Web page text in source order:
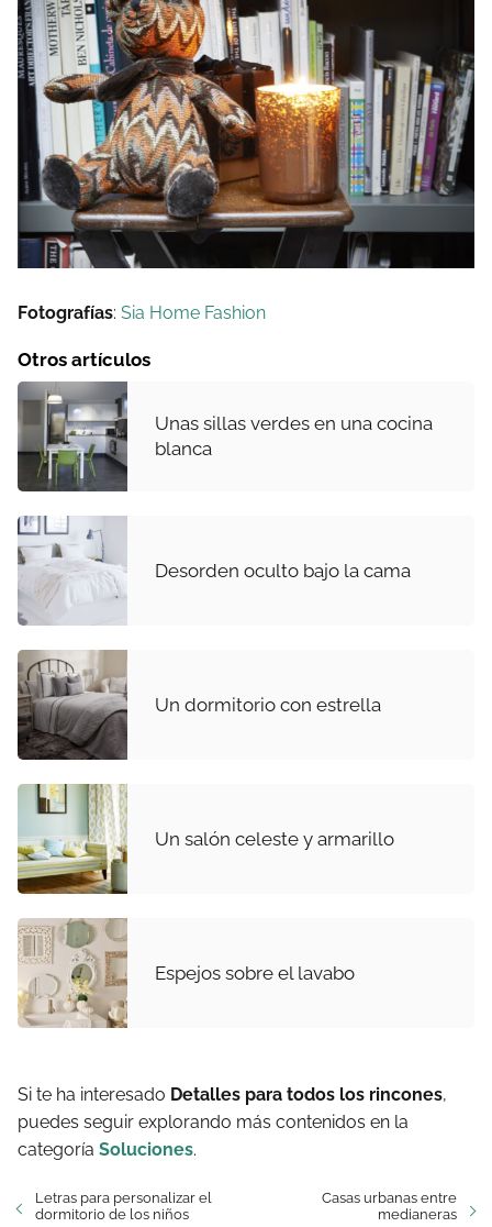
Fotografías: Sia Home Fashion
Otros artículos
Unas sillas verdes en una cocina
blanca
Desorden oculto bajo la cama
Un dormitorio con estrella
Un salón celeste y armarillo
Espejos sobre el lavabo
Si te ha interesado Detalles para todos los rincones,
puedes seguir explorando más contenidos en la
categoría Soluciones.
Letras para personalizar el
dormitorio de los niños
Casas urbanas entre
medianeras